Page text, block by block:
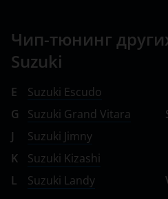
Чип-тюнинг
Suzuki
E
Suzuki Escudo
G
Suzuki Grand Vitara
J
Suzuki Jimny
K
Suzuki Kizashi
L
Suzuki Landy